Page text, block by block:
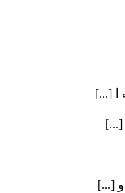
ا [...]
[...]